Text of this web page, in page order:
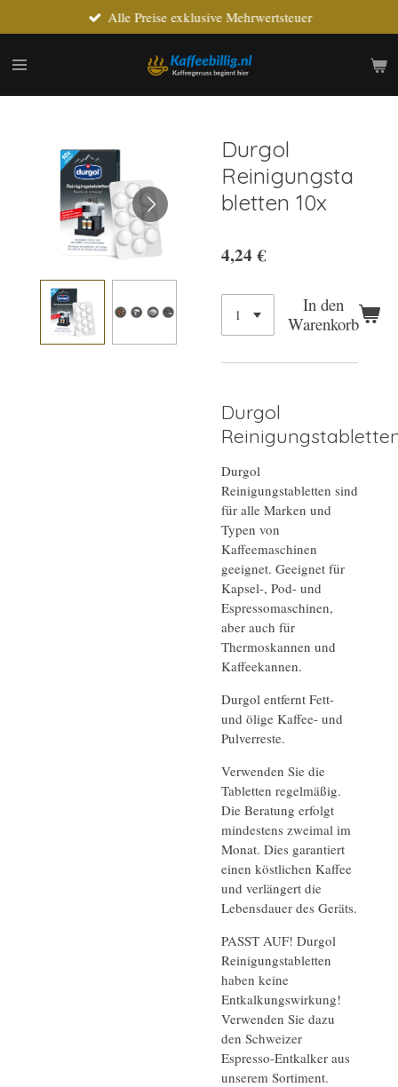
Hauptinhalt
springen
Alle Preise exklusive Mehrwertsteuer
Durgol
Reinigungsta
bletten 10x
4,24 €
In den
Warenkorb
Durgol
Durgol
Reinigungstabletten sind
für alle Marken und
Typen von
Kaffeemaschinen
geeignet. Geeignet für
Kapsel-, Pod- und
Espressomaschinen,
aber auch für
Thermoskannen und
Kaffeekannen.
Durgol entfernt Fett-
und ölige Kaffee- und
Pulverreste.
Verwenden Sie die
Tabletten regelmäßig.
Die Beratung erfolgt
mindestens zweimal im
Monat. Dies garantiert
einen köstlichen Kaffee
und verlängert die
Lebensdauer des Geräts.
PASST AUF! Durgol
Reinigungstabletten
haben keine
Entkalkungswirkung!
Verwenden Sie dazu
den Schweizer
Espresso-Entkalker aus
unserem Sortiment.